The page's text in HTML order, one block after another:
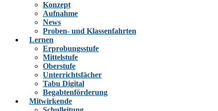
Konzept
Aufnahme
News
Proben- und Klassenfahrten
Lernen
Erprobungsstufe
Mittelstufe
Oberstufe
Unterrichtsfächer
Tabu Digital
Begabtenförderung
Mitwirkende